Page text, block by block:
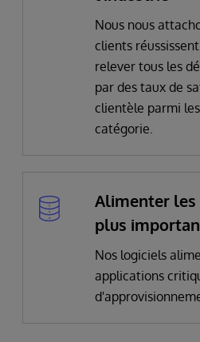
Nous nous
clients
relever tous les
par des taux de
clientèle parmi
catégorie.
Alimenter
plus
Nos logiciels
applications